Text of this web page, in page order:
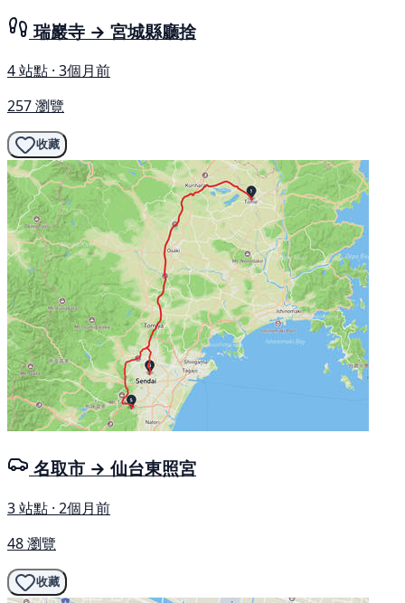
瑞巖寺 → 宮城縣廳捨
4 站點 · 3個月前
257 瀏覽
收藏
名取市 → 仙台東照宮
3 站點 · 2個月前
48 瀏覽
收藏